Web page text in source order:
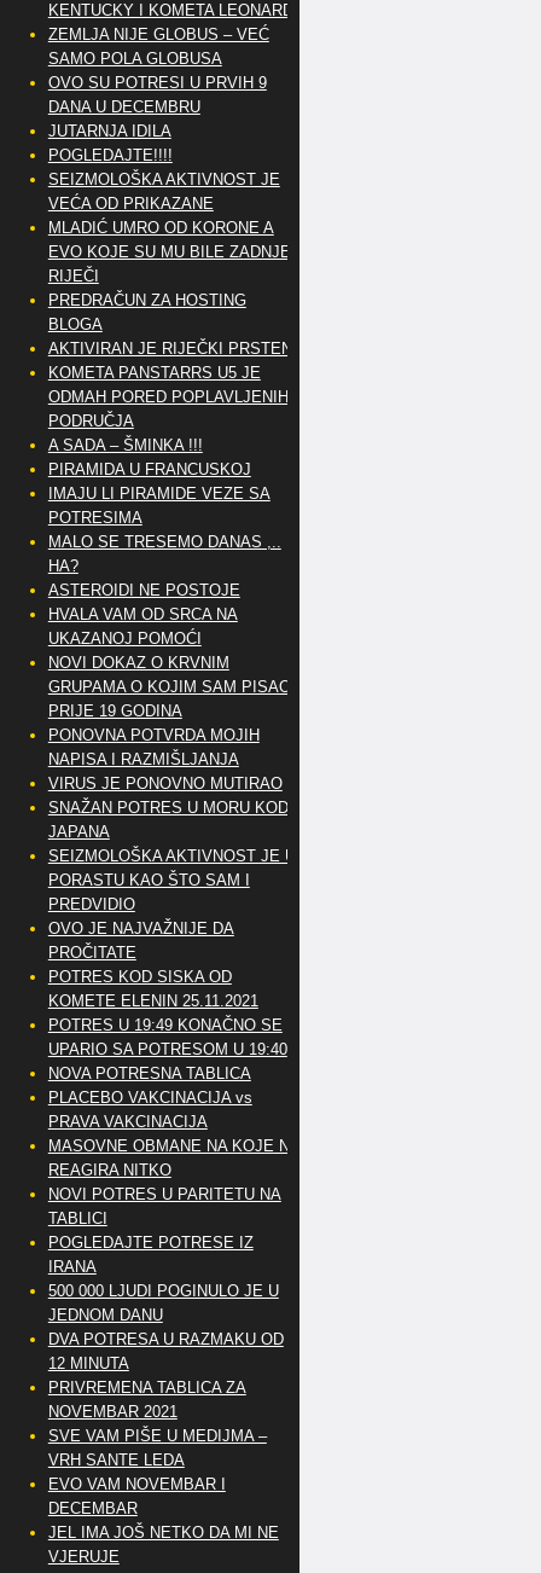
KENTUCKY I KOMETA LEONARD
ZEMLJA NIJE GLOBUS – VEĆ
SAMO POLA GLOBUSA
OVO SU POTRESI U PRVIH 9
DANA U DECEMBRU
JUTARNJA IDILA
POGLEDAJTE!!!!
SEIZMOLOŠKA AKTIVNOST JE
VEĆA OD PRIKAZANE
MLADIĆ UMRO OD KORONE A
EVO KOJE SU MU BILE ZADNJE
RIJEČI
PREDRAČUN ZA HOSTING
BLOGA
AKTIVIRAN JE RIJEČKI PRSTEN
KOMETA PANSTARRS U5 JE
ODMAH PORED POPLAVLJENIH
PODRUČJA
A SADA – ŠMINKA !!!
PIRAMIDA U FRANCUSKOJ
IMAJU LI PIRAMIDE VEZE SA
POTRESIMA
MALO SE TRESEMO DANAS ,..
HA?
ASTEROIDI NE POSTOJE
HVALA VAM OD SRCA NA
UKAZANOJ POMOĆI
NOVI DOKAZ O KRVNIM
GRUPAMA O KOJIM SAM PISAO
PRIJE 19 GODINA
PONOVNA POTVRDA MOJIH
NAPISA I RAZMIŠLJANJA
VIRUS JE PONOVNO MUTIRAO
SNAŽAN POTRES U MORU KOD
JAPANA
SEIZMOLOŠKA AKTIVNOST JE U
PORASTU KAO ŠTO SAM I
PREDVIDIO
OVO JE NAJVAŽNIJE DA
PROČITATE
POTRES KOD SISKA OD
KOMETE ELENIN 25.11.2021
POTRES U 19:49 KONAČNO SE
UPARIO SA POTRESOM U 19:40
NOVA POTRESNA TABLICA
PLACEBO VAKCINACIJA vs
PRAVA VAKCINACIJA
MASOVNE OBMANE NA KOJE NE
REAGIRA NITKO
NOVI POTRES U PARITETU NA
TABLICI
POGLEDAJTE POTRESE IZ
IRANA
500 000 LJUDI POGINULO JE U
JEDNOM DANU
DVA POTRESA U RAZMAKU OD
12 MINUTA
PRIVREMENA TABLICA ZA
NOVEMBAR 2021
SVE VAM PIŠE U MEDIJMA –
VRH SANTE LEDA
EVO VAM NOVEMBAR I
DECEMBAR
JEL IMA JOŠ NETKO DA MI NE
VJERUJE